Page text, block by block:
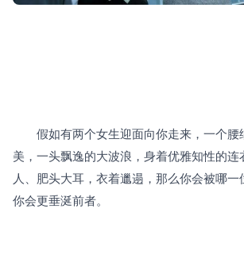
假如有两个女生迎面向你走来，一个腰
美，一头飘逸的大波浪，身着优雅知性的
人、肥头大耳，衣着邋遢，那么你会被哪
你会更垂涎前者。